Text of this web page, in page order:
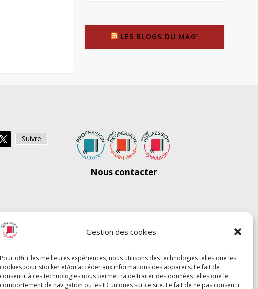
Gestion des cookies
Pour offrir les meilleures expériences, nous utilisons des technologies telles que les
cookies pour stocker et/ou accéder aux informations des appareils. Le fait de
consentir à ces technologies nous permettra de traiter des données telles que le
comportement de navigation ou les ID uniques sur ce site. Le fait de ne pas consentir
LES BLOGS DU MAG’
Suivre
Nous contacter